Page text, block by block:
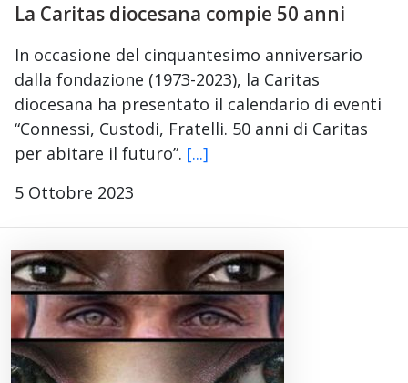
La Caritas diocesana compie 50 anni
In occasione del cinquantesimo anniversario
dalla fondazione (1973-2023), la Caritas
diocesana ha presentato il calendario di eventi
“Connessi, Custodi, Fratelli. 50 anni di Caritas
per abitare il futuro”. [...]
5 Ottobre 2023